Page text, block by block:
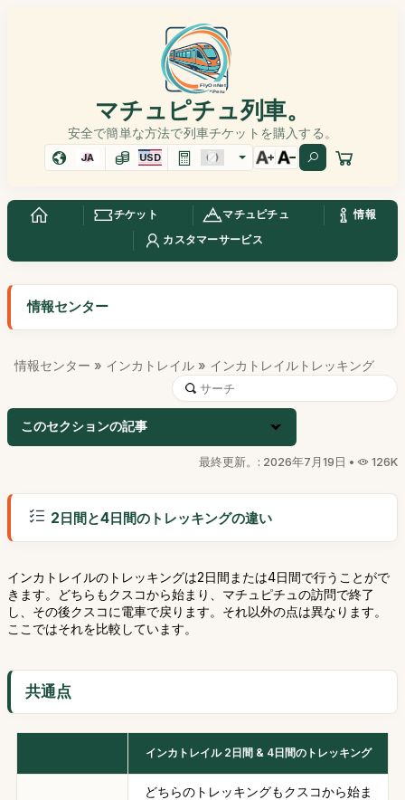
マチュピチュ列車。
安全で簡単な方法で列車チケットを購入する。
JA USD
チケット マチュピチュ
情報
カスタマーサービス
情報センター
情報センター » インカトレイル » インカトレイルトレッキング
このセクションの記事
最終更新。: 2026年7月19日 • 126K
2日間と4日間のトレッキングの違い
インカトレイルのトレッキングは2日間または4日間で行うことがで
きます。どちらもクスコから始まり、マチュピチュの訪問で終了
し、その後クスコに電車で戻ります。それ以外の点は異なります。
ここではそれを比較しています。
共通点
インカトレイル 2日間 & 4日間のトレッキング
どちらのトレッキングもクスコから始ま